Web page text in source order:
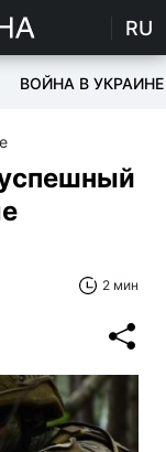
RU
ВОЙНА В УКРАИНЕ
2 мин